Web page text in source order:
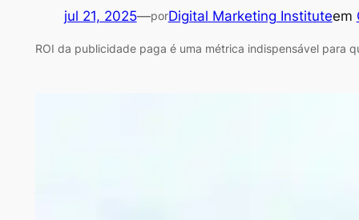
jul 21, 2025—porDigital Marketing Instituteem
ROI da publicidade paga é uma métrica indispensável para